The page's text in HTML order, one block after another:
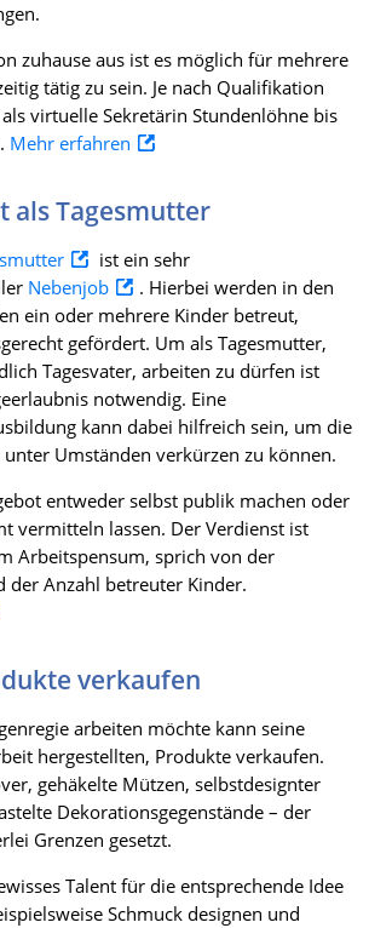
zuhause aus ist es möglich für mehrere
tätig zu sein. Je nach Qualifikation
virtuelle Sekretärin Stundenlöhne bis
Mehr erfahren
als Tagesmutter
ist ein sehr
Nebenjob
. Hierbei werden in den
ein oder mehrere Kinder betreut,
gefördert. Um als Tagesmutter,
Tagesvater, arbeiten zu dürfen ist
notwendig. Eine
kann dabei hilfreich sein, um die
unter Umständen verkürzen zu können.
entweder selbst publik machen oder
vermitteln lassen. Der Verdienst ist
Arbeitspensum, sprich von der
der Anzahl betreuter Kinder.
verkaufen
arbeiten möchte kann seine
hergestellten, Produkte verkaufen.
gehäkelte Mützen, selbstdesignter
Dekorationsgegenstände – der
Grenzen gesetzt.
Talent für die entsprechende Idee
Schmuck designen und